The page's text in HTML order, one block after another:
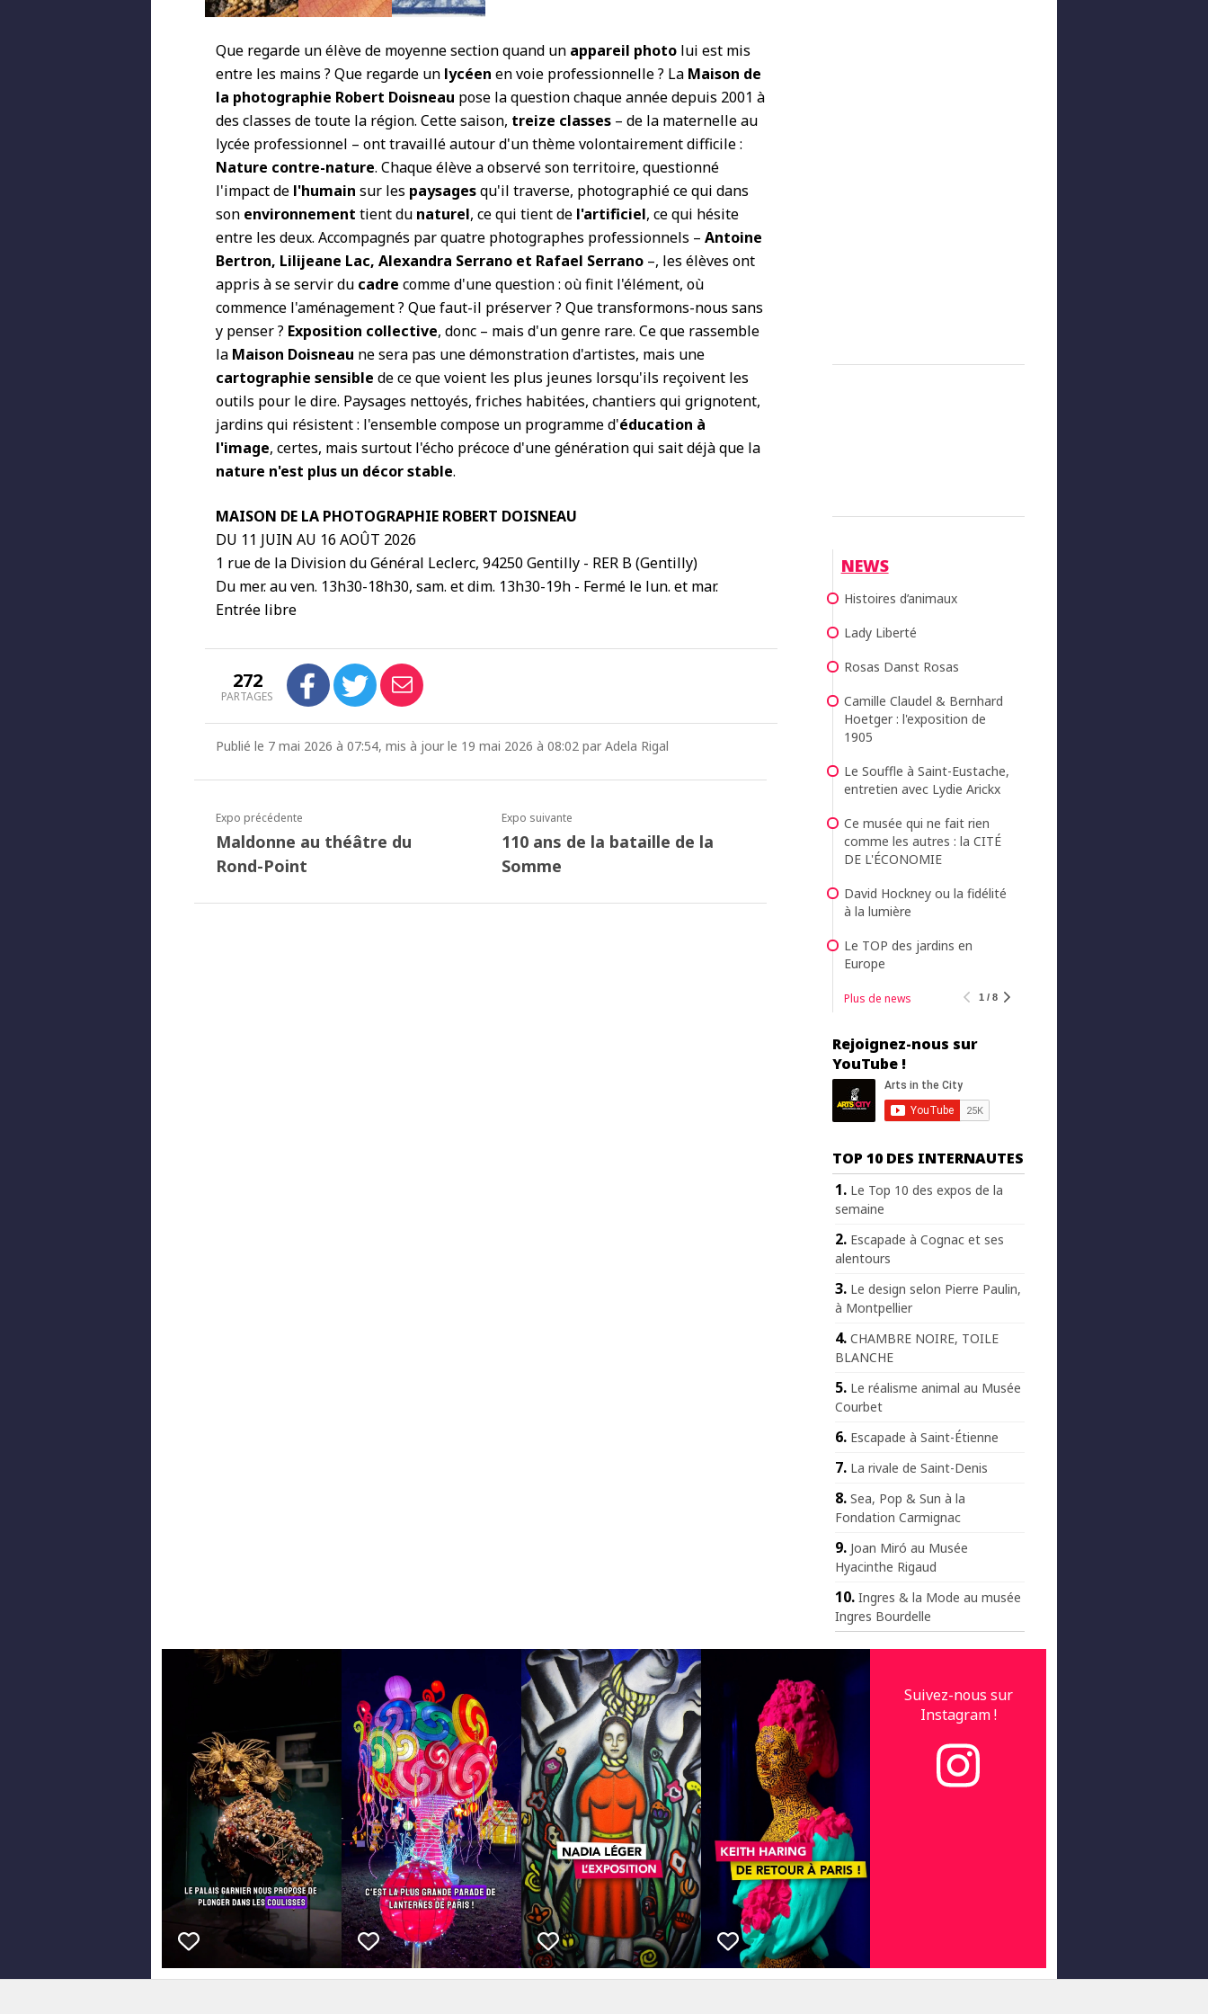
Que regarde un élève de moyenne section quand un appareil photo lui est mis
entre les mains ? Que regarde un lycéen en voie professionnelle ? La Maison de
la photographie Robert Doisneau pose la question chaque année depuis 2001 à
des classes de toute la région. Cette saison, treize classes – de la maternelle au
lycée professionnel – ont travaillé autour d'un thème volontairement difficile :
Nature contre-nature. Chaque élève a observé son territoire, questionné
l'impact de l'humain sur les paysagesqu'il traverse, photographié ce qui dans
son environnement tient du naturel, ce qui tient de l'artificiel, ce qui hésite
entre les deux. Accompagnés par quatre photographes professionnels – Antoine
Bertron, Lilijeane Lac, Alexandra Serrano et Rafael Serrano –, les élèves ont
appris à se servir du cadre comme d'une question : où finit l'élément, où
commence l'aménagement ? Que faut-il préserver ? Que transformons-nous sans
y penser ? Exposition collective, donc – mais d'un genre rare. Ce que rassemble
la Maison Doisneau ne sera pas une démonstration d'artistes, mais une
cartographie sensible de ce que voient les plus jeunes lorsqu'ils reçoivent les
outils pour le dire. Paysages nettoyés, friches habitées, chantiers qui grignotent,
jardins qui résistent : l'ensemble compose un programme d'éducation à
l'image, certes, mais surtout l'écho précoce d'une génération qui sait déjà que la
nature n'est plus un décor stable.
MAISON DE LA PHOTOGRAPHIE ROBERT DOISNEAU
DU 11 JUIN AU 16 AOÛT 2026
1 rue de la Division du Général Leclerc, 94250 Gentilly - RER B (Gentilly)
Du mer. au ven. 13h30-18h30, sam. et dim. 13h30-19h - Fermé le lun. et mar.
Entrée libre
272
PARTAGES
Publié le 7 mai 2026 à 07:54, mis à jour le 19 mai 2026 à 08:02 par Adela Rigal
Expo précédente
Maldonne au théâtre du
Rond-Point
Expo suivante
110 ans de la bataille de la
Somme
NEWS
Histoires d’animaux
Lady Liberté
Rosas Danst Rosas
Camille Claudel & Bernhard
Hoetger : l'exposition de
1905
Le Souffle à Saint-Eustache,
entretien avec Lydie Arickx
Ce musée qui ne fait rien
comme les autres : la CITÉ
DE L'ÉCONOMIE
David Hockney ou la fidélité
à la lumière
Le TOP des jardins en
Europe
Plus de news 1 / 8
Rejoignez-nous sur
YouTube !
TOP 10 DES INTERNAUTES
Le Top 10 des expos de la
semaine
Escapade à Cognac et ses
alentours
Le design selon Pierre Paulin,
à Montpellier
CHAMBRE NOIRE, TOILE
BLANCHE
Le réalisme animal au Musée
Courbet
Escapade à Saint-Étienne
La rivale de Saint-Denis
Sea, Pop & Sun à la
Fondation Carmignac
Joan Miró au Musée
Hyacinthe Rigaud
Ingres & la Mode au musée
Ingres Bourdelle
Suivez-nous sur
Instagram !